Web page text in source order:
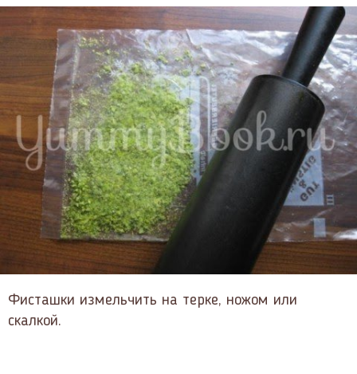
Фисташки измельчить на терке, ножом или
скалкой.